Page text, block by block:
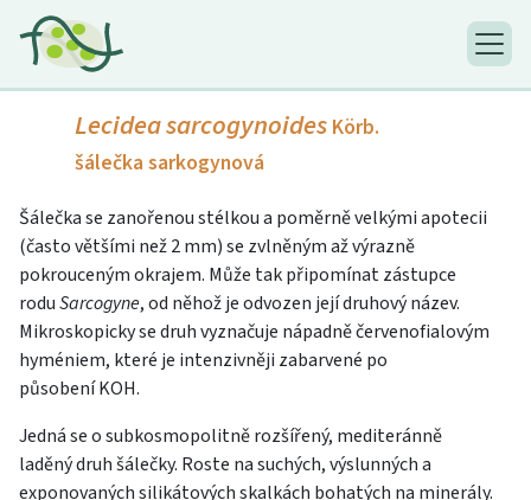
Lecidea sarcogynoides Körb.
šálečka sarkogynová
Šálečka se zanořenou stélkou a poměrně velkými apotecii
(často většími než 2 mm) se zvlněným až výrazně
pokrouceným okrajem. Může tak připomínat zástupce
roduSarcogyne, od něhož je odvozen její druhový název.
Mikroskopicky se druh vyznačuje nápadně červenofialovým
hyméniem, které je intenzivněji zabarvené po
působení KOH.
Jedná se o subkosmopolitně rozšířený, mediteránně
laděný druh šálečky. Roste na suchých, výslunných a
exponovaných silikátových skalkách bohatých na minerály.